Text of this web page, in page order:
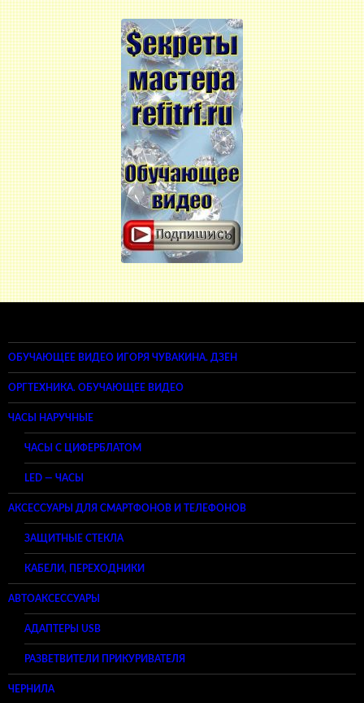
ОБУЧАЮЩЕЕ ВИДЕО ИГОРЯ ЧУВАКИНА. ДЗЕН
ОРГТЕХНИКА. ОБУЧАЮЩЕЕ ВИДЕО
ЧАСЫ НАРУЧНЫЕ
ЧАСЫ С ЦИФЕРБЛАТОМ
LED — ЧАСЫ
АКСЕССУАРЫ ДЛЯ СМАРТФОНОВ И ТЕЛЕФОНОВ
ЗАЩИТНЫЕ СТЕКЛА
КАБЕЛИ, ПЕРЕХОДНИКИ
АВТОАКСЕССУАРЫ
АДАПТЕРЫ USB
РАЗВЕТВИТЕЛИ ПРИКУРИВАТЕЛЯ
ЧЕРНИЛА